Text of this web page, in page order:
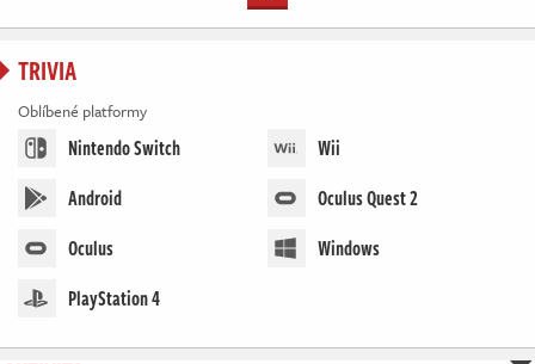
TRIVIA
Oblíbené platformy
Nintendo Switch
Wii
Android
Oculus Quest 2
Oculus
Windows
PlayStation 4